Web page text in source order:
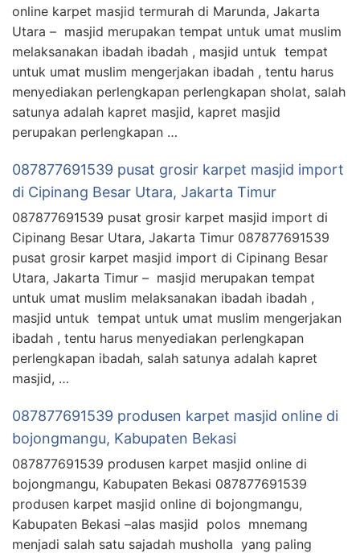
online karpet masjid termurah di Marunda, Jakarta
Utara – masjid merupakan tempat untuk umat muslim
melaksanakan ibadah ibadah , masjid untuk tempat
untuk umat muslim mengerjakan ibadah , tentu harus
menyediakan perlengkapan perlengkapan sholat, salah
satunya adalah kapret masjid, kapret masjid
perupakan perlengkapan …
087877691539 pusat grosir karpet masjid import
di Cipinang Besar Utara, Jakarta Timur
087877691539 pusat grosir karpet masjid import di
Cipinang Besar Utara, Jakarta Timur 087877691539
pusat grosir karpet masjid import di Cipinang Besar
Utara, Jakarta Timur – masjid merupakan tempat
untuk umat muslim melaksanakan ibadah ibadah ,
masjid untuk tempat untuk umat muslim mengerjakan
ibadah , tentu harus menyediakan perlengkapan
perlengkapan ibadah, salah satunya adalah kapret
masjid, …
087877691539 produsen karpet masjid online di
bojongmangu, Kabupaten Bekasi
087877691539 produsen karpet masjid online di
bojongmangu, Kabupaten Bekasi 087877691539
produsen karpet masjid online di bojongmangu,
Kabupaten Bekasi –alas masjid polos mnemang
menjadi salah satu sajadah musholla yang paling